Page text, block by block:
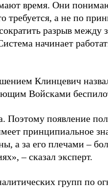
время. Они
требуется, а не по
разрыв
начинает
Клинцевич
Войсками
Поэтому появление
принципиальное
а за его плечами –
– сказал эксперт.
групп по